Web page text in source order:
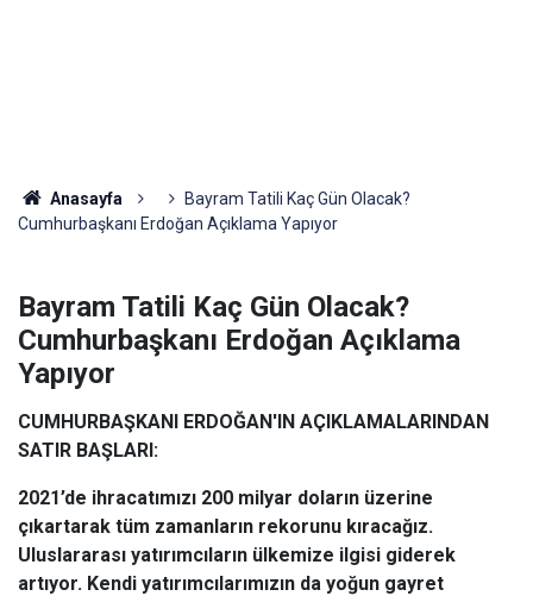
Anasayfa
Bayram Tatili Kaç Gün Olacak?
Cumhurbaşkanı Erdoğan Açıklama Yapıyor
Bayram Tatili Kaç Gün Olacak?
Cumhurbaşkanı Erdoğan Açıklama
Yapıyor
CUMHURBAŞKANI ERDOĞAN'IN AÇIKLAMALARINDAN
SATIR BAŞLARI:
2021’de ihracatımızı 200 milyar doların üzerine
çıkartarak tüm zamanların rekorunu kıracağız.
Uluslararası yatırımcıların ülkemize ilgisi giderek
artıyor. Kendi yatırımcılarımızın da yoğun gayret